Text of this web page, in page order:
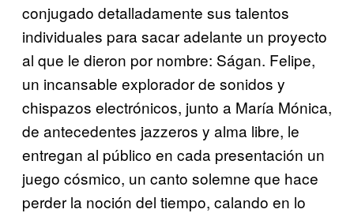
conjugado detalladamente sus talentos
individuales para sacar adelante un proyecto
al que le dieron por nombre: Ságan. Felipe,
un incansable explorador de sonidos y
chispazos electrónicos, junto a María Mónica,
de antecedentes jazzeros y alma libre, le
entregan al público en cada presentación un
juego cósmico, un canto solemne que hace
perder la noción del tiempo, calando en lo